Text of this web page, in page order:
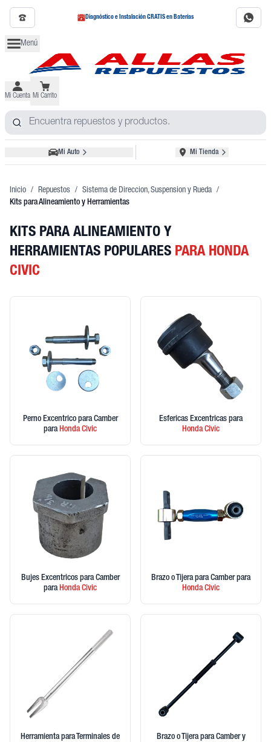
Diagnóstico e Instalación GRATIS en Baterías
Menú
Mi Cuenta Mi Carrito
Mi Auto Mi Tienda
Inicio / Repuestos / Sistema de Direccion, Suspension y Rueda /
Kits para Alineamiento y Herramientas
KITS PARA ALINEAMIENTO Y
HERRAMIENTAS POPULARES PARA HONDA
CIVIC
Perno Excentrico para Camber
paraHondaCivic
Esfericas Excentricas para
HondaCivic
Bujes Excentricos para Camber
paraHondaCivic
Brazo o Tijera para Camber para
HondaCivic
Herramienta para Terminales de
Brazo o Tijera para Camber y